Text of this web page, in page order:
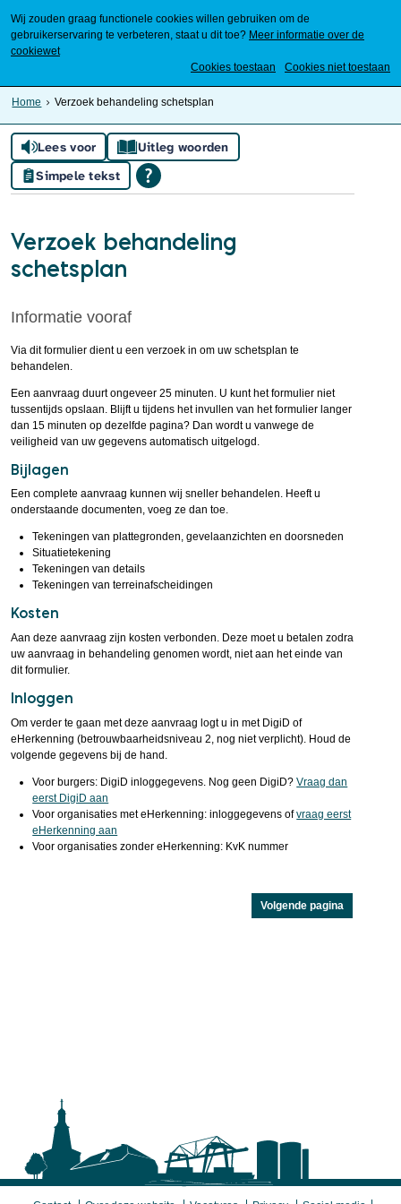
Wij zouden graag functionele cookies willen gebruiken om de
gebruikerservaring te verbeteren, staat u dit toe? Meer informatie over de
cookiewet
Cookies toestaan
Cookies niet toestaan
Home Verzoek behandeling schetsplan
Lees voor
Uitleg woorden
Simpele tekst
Verzoek behandeling
schetsplan
Informatie vooraf
Via dit formulier dient u een verzoek in om uw schetsplan te
behandelen.
Een aanvraag duurt ongeveer 25 minuten. U kunt het formulier niet
tussentijds opslaan. Blijft u tijdens het invullen van het formulier langer
dan 15 minuten op dezelfde pagina? Dan wordt u vanwege de
veiligheid van uw gegevens automatisch uitgelogd.
Bijlagen
Een complete aanvraag kunnen wij sneller behandelen. Heeft u
onderstaande documenten, voeg ze dan toe.
Tekeningen van plattegronden, gevelaanzichten en doorsneden
Situatietekening
Tekeningen van details
Tekeningen van terreinafscheidingen
Kosten
Aan deze aanvraag zijn kosten verbonden. Deze moet u betalen zodra
uw aanvraag in behandeling genomen wordt, niet aan het einde van
dit formulier.
Inloggen
Om verder te gaan met deze aanvraag logt u in met DigiD of
eHerkenning (betrouwbaarheidsniveau 2, nog niet verplicht). Houd de
volgende gegevens bij de hand.
Voor burgers: DigiD inloggegevens. Nog geen DigiD?Vraag dan
eerst DigiD aan
Voor organisaties met eHerkenning: inloggegevens ofvraag eerst
eHerkenning aan
Voor organisaties zonder eHerkenning: KvK nummer